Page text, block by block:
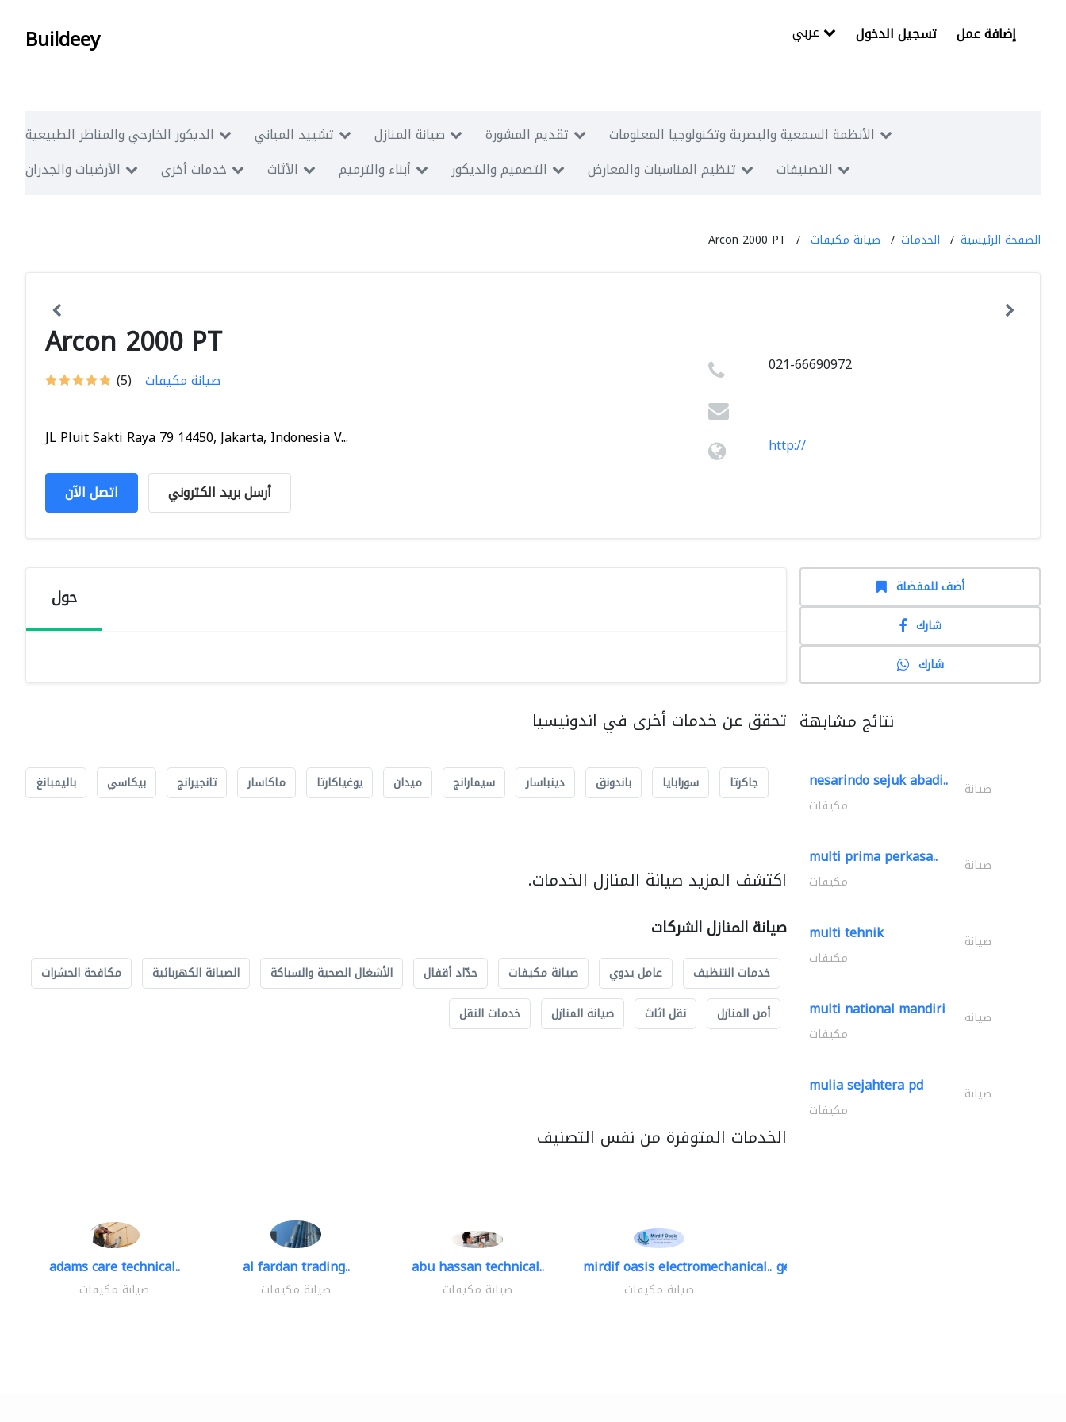
Buildeey تسجيل الدخول إضافة عمل
الديكور الخارجي والمناظر الطبيعية تشييد المباني صيانة المنازل تقديم المشورة
الأنظمة السمعية والبصرية وتكنولوجيا المعلومات
الأرضيات والجدران
خدمات أخرى الأثاث أبناء والترميم التصميم والديكور تنظيم المناسبات والمعارض التصنيفات
الصفحة الرئيسية الخدمات صيانة مكيفات Arcon 2000 PT
Arcon 2000 PT
(5) صيانة مكيفات
JL Pluit Sakti Raya 79 14450, Jakarta, Indonesia V...
اتصل الآن أرسل بريد الكتروني
021-66690972
http://
حول
تحقق عن خدمات أخرى في اندونيسيا
جاكرتا سورابايا باندونق دينباسار سيمارانج ميدان يوغياكارتا ماكاسار تانجيرانج بيكاسي باليمبانغ
اكتشف المزيد صيانة المنازل الخدمات.
صيانة المنازل الشركات
خدمات التنظيف عامل يدوي صيانة مكيفات حدّاد أقفال الأشغال الصحية والسباكة الصيانة الكهربائية
مكافحة الحشرات
أمن المنازل
نقل اثاث صيانة المنازل خدمات النقل
الخدمات المتوفرة من نفس التصنيف
adams care technical..
صيانة مكيفات
al fardan trading..
صيانة مكيفات
abu hassan technical..
صيانة مكيفات
mirdif oasis electromechanical..
صيانة مكيفات
geco mechanical and..
أضف للمفضلة
شارك
شارك
نتائج مشابهة
nesarindo sejuk abadi.. صيانة
مكيفات
multi prima perkasa.. صيانة
مكيفات
multi tehnik صيانة
مكيفات
multi national mandiri صيانة
مكيفات
mulia sejahtera pd صيانة
مكيفات